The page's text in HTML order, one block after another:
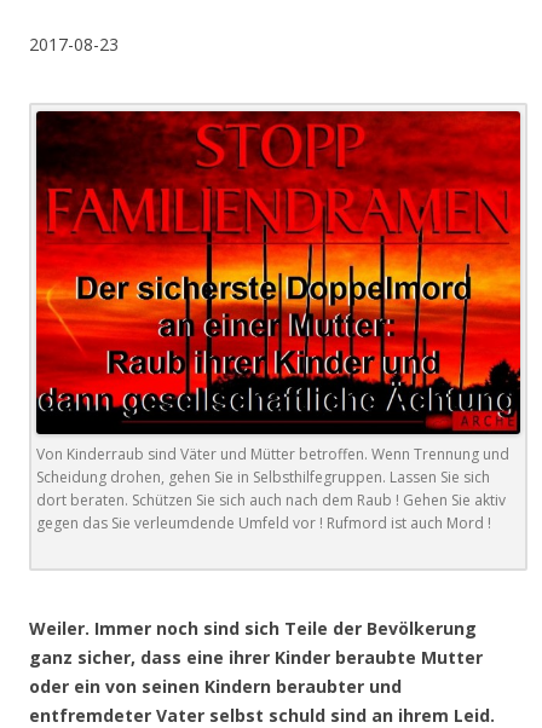
2017-08-23
Von Kinderraub sind Väter und Mütter betroffen. Wenn Trennung und
Scheidung drohen, gehen Sie in Selbsthilfegruppen. Lassen Sie sich
dort beraten. Schützen Sie sich auch nach dem Raub ! Gehen Sie aktiv
gegen das Sie verleumdende Umfeld vor ! Rufmord ist auch Mord !
Weiler. Immer noch sind sich Teile der Bevölkerung
ganz sicher, dass eine ihrer Kinder beraubte Mutter
oder ein von seinen Kindern beraubter und
entfremdeter Vater selbst schuld sind an ihrem Leid.